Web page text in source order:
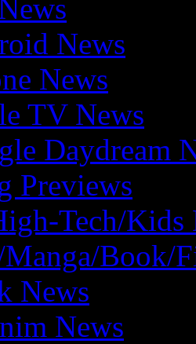
News
News
TV News
Daydream
Previews
Tech/Kids
Book/
News
News